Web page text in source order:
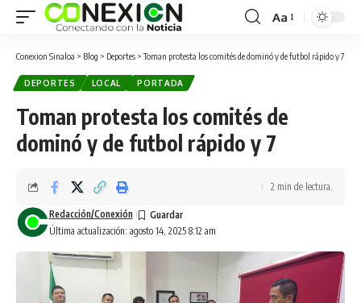
Aa
Conexion Sinaloa > Blog > Deportes >Toman protesta los comités de dominó y de futbol rápido y 7
DEPORTES LOCAL PORTADA
Toman protesta los comités de
dominó y de futbol rápido y 7
Última actualización: agosto 14, 2025 8:12 am
Redacción/Conexión
2 min de lectura.